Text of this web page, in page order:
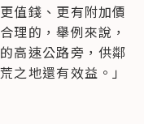
值錢、更有附加價
理的，舉例來說，
高速公路旁，供鄰
之地還有效益。」